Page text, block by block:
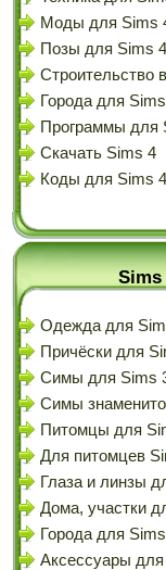
Моды для Sims
Позы для Sims 4
Строительство
Города для
Программы для
Скачать Sims 4
Коды для Sims 4
Sims
Одежда для
Причёски для
Симы для Sims
Симы
Питомцы для
Для питомцев
Глаза и линзы
Дома, участки
Города для
Аксессуары